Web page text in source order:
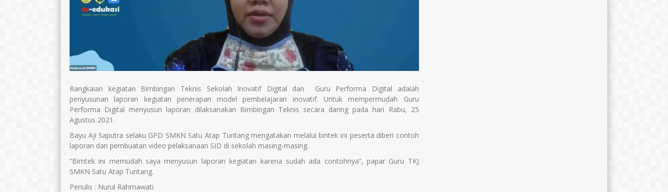
Rangkaian kegiatan Bimbingan Teknis Sekolah Inovatif Digital dan Guru Performa Digital adalah
penyusunan laporan kegiatan penerapan model pembelajaran inovatif. Untuk mempermudah Guru
Performa Digital menyusun laporan dilaksanakan Bimbingan Teknis secara daring pada hari Rabu, 25
Agustus 2021.
Bayu Aji Saputra selaku GPD SMKN Satu Atap Tuntang mengatakan melalui bintek ini peserta diberi contoh
laporan dan pembuatan video pelaksanaan SID di sekolah masing-masing.
“Bimtek ini memudah saya menyusun laporan kegiatan karena sudah ada contohnya”, papar Guru TKJ
SMKN Satu Atap Tuntang.
Penulis : Nurul Rahmawati